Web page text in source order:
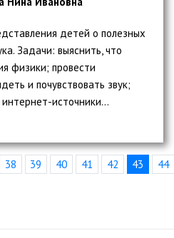
детей о полезных
Задачи: выяснить, что
физики; провести
и почувствовать звук;
источники...
38 39 40 41 42 43 44